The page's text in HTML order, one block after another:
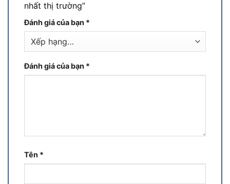
nhất thị trường”
Đánh giá của bạn *
Đánh giá của bạn *
Tên *